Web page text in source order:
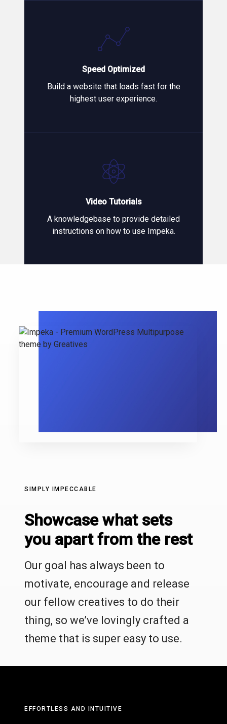
Speed Optimized
Build a website that loads fast for the
highest user experience.
Video Tutorials
A knowledgebase to provide detailed
instructions on how to use Impeka.
SIMPLY IMPECCABLE
Showcase what sets
you apart from the rest
Our goal has always been to
motivate, encourage and release
our fellow creatives to do their
thing, so we’ve lovingly crafted a
theme that is super easy to use.
EFFORTLESS AND INTUITIVE